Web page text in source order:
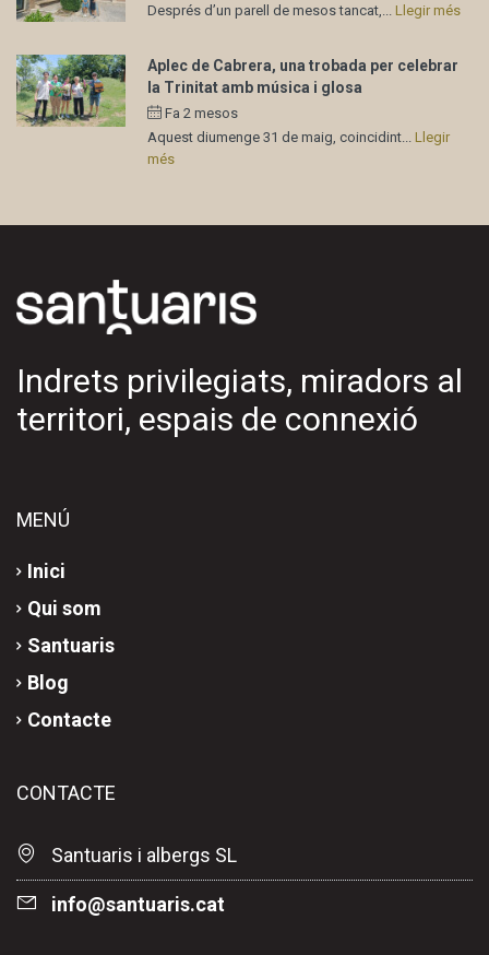
Després d’un parell de mesos tancat,... Llegir més
Aplec de Cabrera, una trobada per celebrar
la Trinitat amb música i glosa
Fa 2 mesos
Aquest diumenge 31 de maig, coincidint... Llegir
més
Indrets privilegiats, miradors al
territori, espais de connexió
MENÚ
Inici
Qui som
Santuaris
Blog
Contacte
CONTACTE
Santuaris i albergs SL
tac.s
iraut
nas@o
fni